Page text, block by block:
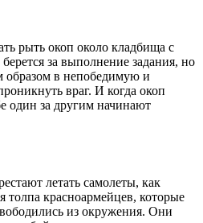
рыть окоп около кладбища с
за выполнение задания, но
образом в непобедимую и
враг. И когда окоп
один за другим начинают
летать самолеты, как
толпа красноармейцев, которые
из окружения. Они